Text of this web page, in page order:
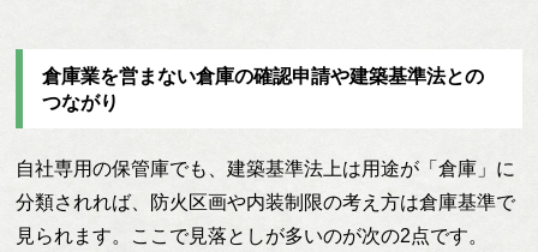
倉庫業を営まない倉庫の確認申請や建築基準法との
つながり
自社専用の保管庫でも、建築基準法上は用途が「倉庫」に
分類されれば、防火区画や内装制限の考え方は倉庫基準で
見られます。ここで見落としが多いのが次の2点です。